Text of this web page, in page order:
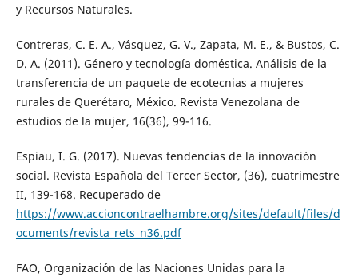
y Recursos Naturales.
Contreras, C. E. A., Vásquez, G. V., Zapata, M. E., & Bustos, C.
D. A. (2011). Género y tecnología doméstica. Análisis de la
transferencia de un paquete de ecotecnias a mujeres
rurales de Querétaro, México. Revista Venezolana de
estudios de la mujer, 16(36), 99-116.
Espiau, I. G. (2017). Nuevas tendencias de la innovación
social. Revista Española del Tercer Sector, (36), cuatrimestre
II, 139-168. Recuperado de
https://www.accioncontraelhambre.org/sites/default/files/d
ocuments/revista_rets_n36.pdf
FAO, Organización de las Naciones Unidas para la